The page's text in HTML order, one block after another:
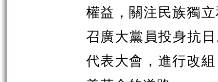
權益，關注民族獨
召廣大黨員投身抗
代表大會，進行改